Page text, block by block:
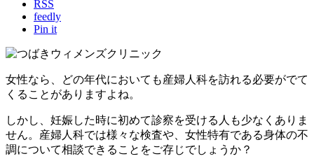
RSS
feedly
Pin it
女性なら、どの年代においても産婦人科を訪れる必要がでて
くることがありますよね。
しかし、妊娠した時に初めて診察を受ける人も少なくありま
せん。産婦人科では様々な検査や、女性特有である身体の不
調について相談できることをご存じでしょうか？